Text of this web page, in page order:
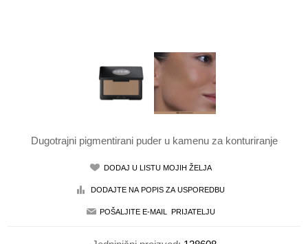
Dugotrajni pigmentirani puder u kamenu za konturiranje